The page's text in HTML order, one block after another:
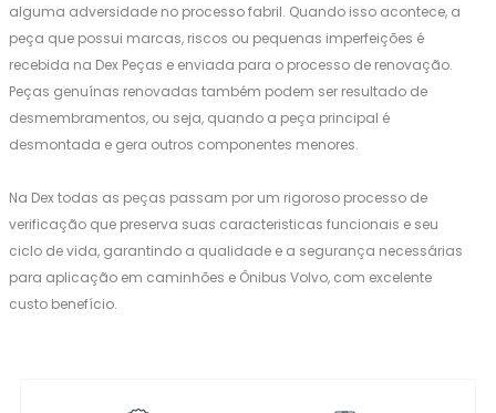
alguma adversidade no processo fabril. Quando isso acontece, a
peça que possui marcas, riscos ou pequenas imperfeições é
recebida na Dex Peças e enviada para o processo de renovação.
Peças genuínas renovadas também podem ser resultado de
desmembramentos, ou seja, quando a peça principal é
desmontada e gera outros componentes menores.
Na Dex todas as peças passam por um rigoroso processo de
verificação que preserva suas caracteristicas funcionais e seu
ciclo de vida, garantindo a qualidade e a segurança necessárias
para aplicação em caminhões e Ônibus Volvo, com excelente
custo benefício.